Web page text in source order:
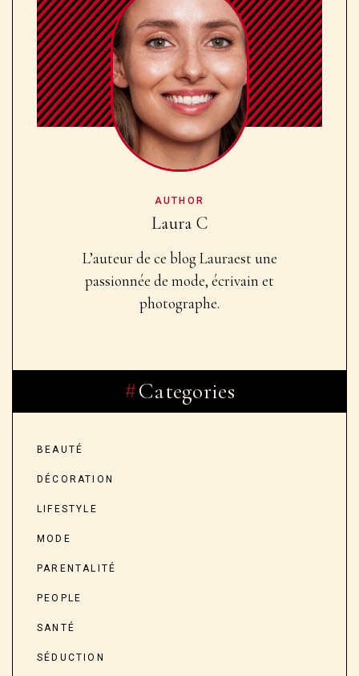
AUTHOR
Laura C
L’auteur de ce blog Lauraest une
passionnée de mode, écrivain et
photographe.
Categories
BEAUTÉ
DÉCORATION
LIFESTYLE
MODE
PARENTALITÉ
PEOPLE
SANTÉ
SÉDUCTION